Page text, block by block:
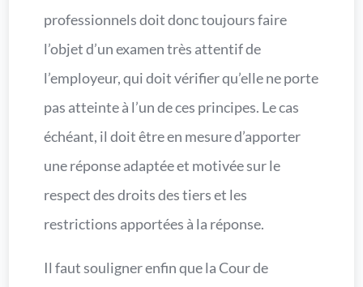
professionnels doit donc toujours faire
l’objet d’un examen très attentif de
l’employeur, qui doit vérifier qu’elle ne porte
pas atteinte à l’un de ces principes. Le cas
échéant, il doit être en mesure d’apporter
une réponse adaptée et motivée sur le
respect des droits des tiers et les
restrictions apportées à la réponse.
Il faut souligner enfin que la Cour de